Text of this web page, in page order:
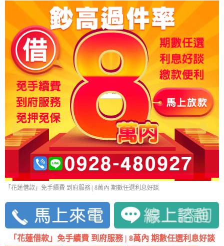
「花蓮借款」免手續費 到府服務 | 8萬內 期數任選利息好談
「花蓮借款」免手續費 到府服務 | 8萬內 期數任選利息好談